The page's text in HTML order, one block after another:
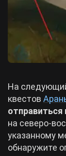
На
квестов
отправиться
на северо-
указанному
обнаружите